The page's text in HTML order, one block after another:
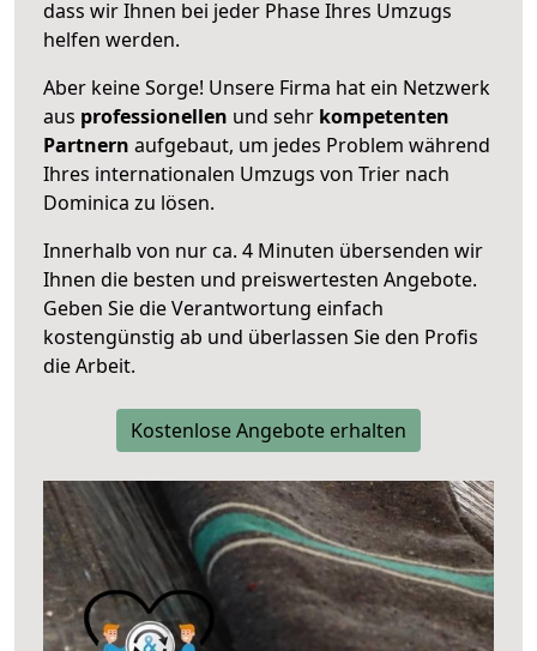
dass wir Ihnen bei jeder Phase Ihres Umzugs
helfen werden.
Aber keine Sorge! Unsere Firma hat ein Netzwerk
aus professionellen und sehr kompetenten
Partnern aufgebaut, um jedes Problem während
Ihres internationalen Umzugs von Trier nach
Dominica zu lösen.
Innerhalb von nur ca. 4 Minuten übersenden wir
Ihnen die besten und preiswertesten Angebote.
Geben Sie die Verantwortung einfach
kostengünstig ab und überlassen Sie den Profis
die Arbeit.
Kostenlose Angebote erhalten